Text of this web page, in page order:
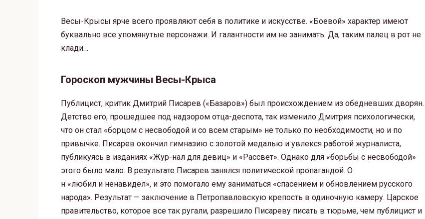
Весы-Крысы ярче всего проявляют себя в политике и искусстве. «Боевой» характер имеют
буквально все упомянутые персонажи. И галантности им не занимать. Да, таким палец в рот не
клади…
Гороскоп мужчины Весы-Крыса
Публицист, критик Дмитрий Писарев («Базаров») был происхождением из обедневших дворян.
Детство его, прошедшее под надзором отца-деспота, так изменило Дмитрия психологически,
что он стал «борцом с несвободой и со всем старым» не только по необходимости, но и по
привычке. Писарев окончил гимназию с золотой медалью и увлекся работой журналиста,
публикуясь в изданиях «Жур-нал для девиц» и «Рассвет». Однако для «борьбы с несвободой»
этого было мало. В результате Писарев занялся политической пропагандой. О
н «любил и ненавидел», и это помогало ему заниматься «спасением и обновлением русского
народа». Результат — заключение в Петропавловскую крепость в одиночную камеру. Царское
правительство, которое все так ругали, разрешило Писареву писать в тюрьме, чем публицист и